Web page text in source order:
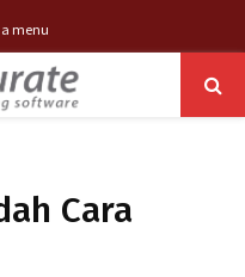
a menu
Cara